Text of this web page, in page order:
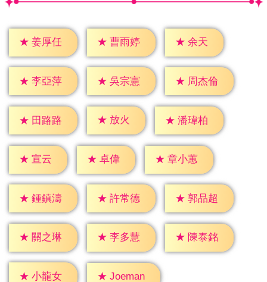
★ 姜厚任 ★ 曹雨婷 ★ 余天
★ 李亞萍 ★ 吳宗憲 ★ 周杰倫
★ 田路路 ★ 放火 ★ 潘瑋柏
★ 宣云 ★ 卓偉 ★ 章小蕙
★ 鍾鎮濤 ★ 許常德 ★ 郭品超
★ 關之琳 ★ 李多慧 ★ 陳泰銘
★ 小龍女 ★ Joeman